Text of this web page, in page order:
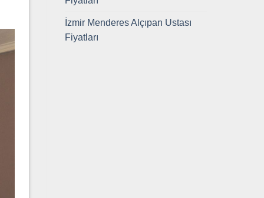
İzmir Menderes Alçıpan Ustası
Fiyatları